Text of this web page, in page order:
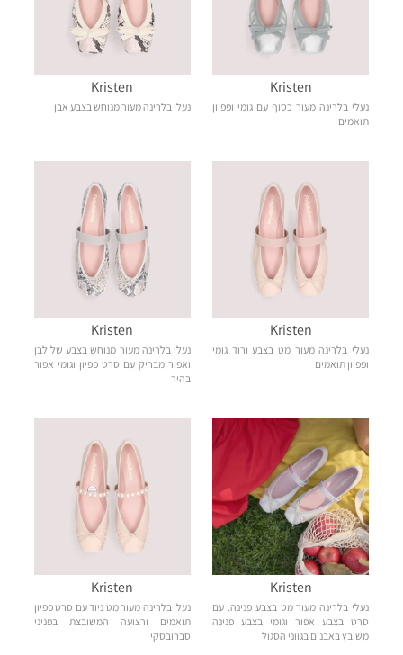
Kristen
נעלי בלרינה מעור מנוחש בצבע אבן
Kristen
נעלי בלרינה מעור כסוף עם גומי ופפיון
תואמים
Kristen
נעלי בלרינה מעור מנוחש בצבע של לבן
ואפור מבריק עם סרט פפיון וגומי אפור
בהיר
Kristen
נעלי בלרינה מעור מט בצבע ורוד גומי
ופפיון תואמים
Kristen
נעלי בלרינה מעור מט ניוד עם סרט פפיון
תואמים ורצועה המשובצת בפניני
סברובסקי
Kristen
נעלי בלרינה מעור מט בצבע פנינה. עם
סרט בצבע אפור וגומי בצבע פנינה
משובץ באבנים בגווני הסגול